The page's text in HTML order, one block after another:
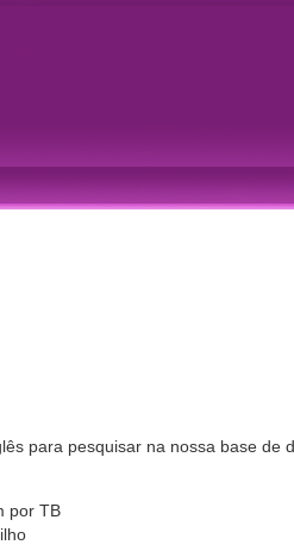
para pesquisar na nossa base de
por TB